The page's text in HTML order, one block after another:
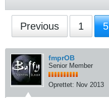
Previous 1 5
fmprOB
Senior Member
Oprettet: Nov 2013